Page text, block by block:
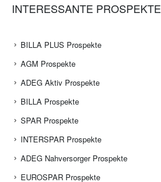
INTERESSANTE PROSPEKTE
BILLA PLUS Prospekte
AGM Prospekte
ADEG Aktiv Prospekte
BILLA Prospekte
SPAR Prospekte
INTERSPAR Prospekte
ADEG Nahversorger Prospekte
EUROSPAR Prospekte